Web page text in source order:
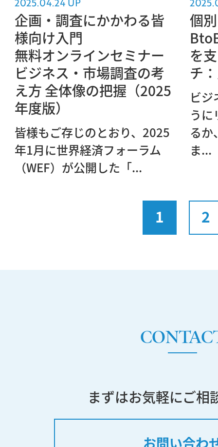
企画・調査にかかわる皆
様向け入門
無料オンラインセミナー
ビジネス・市場調査の考
え方 全体像の把握（2025
年度版）
皆様もご存じのとおり、2025
年1月に世界経済フォーラム
（WEF）が公開した「...
個
を
チ
ビ
う
るか
ま...
1 2
まずはお気軽にご相
お問い合わ